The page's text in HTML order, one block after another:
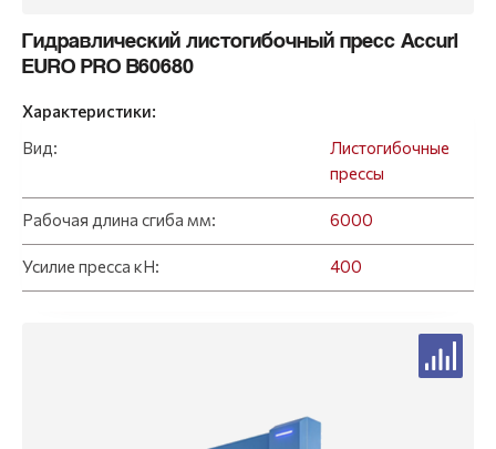
Гидравлический листогибочный пресс Accurl
EURO PRO B60680
Характеристики:
Вид:
Листогибочные
прессы
Рабочая длина сгиба мм: 6000
Усилие пресса кН: 400